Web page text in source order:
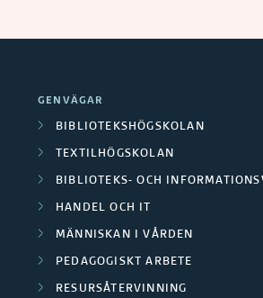
GENVÄGAR
BIBLIOTEKSHÖGSKOLAN
TEXTILHÖGSKOLAN
BIBLIOTEKS- OCH
HANDEL OCH IT
MÄNNISKAN I VÅRDEN
PEDAGOGISKT ARBETE
RESURSÅTERVINNING